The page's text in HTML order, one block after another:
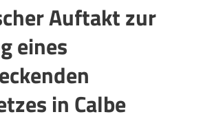
Auftakt zur
eines
in Calbe